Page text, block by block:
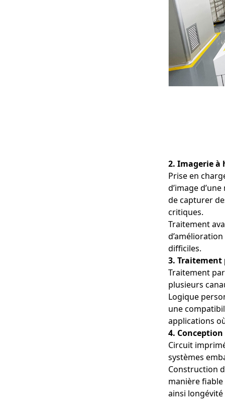
2. Imagerie à
Prise en
d’image
de capturer
critiques.
Traitement
difficiles.
3. Traitement
Traitement
plusieurs
Logique
une
applications
4.
Circuit
systèmes
Construction
manière
ainsi
Dispositifs
Équipements
endoscopes,
diagnostic,
l'efficacité du